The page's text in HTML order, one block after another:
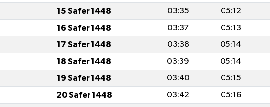
15 Safer 1448 03:35 05:12
16 Safer 1448 03:37 05:13
17 Safer 1448 03:38 05:14
18 Safer 1448 03:39 05:14
19 Safer 1448 03:40 05:15
20 Safer 1448 03:42 05:16